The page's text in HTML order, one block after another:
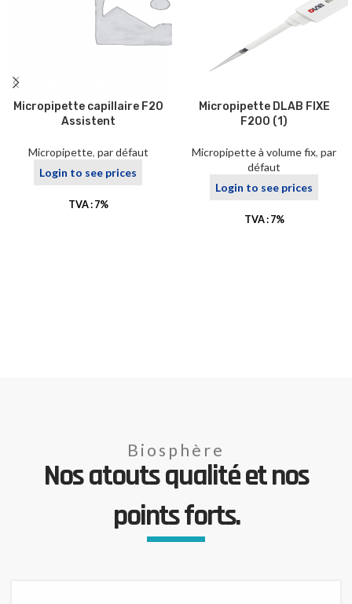
Micropipette capillaire F20
Assistent
Micropipette, par défaut
Login to see prices
TVA : 7%
Micropipette DLAB FIXE
F200 (1)
Micropipette à volume fix, par
défaut
Login to see prices
TVA : 7%
Biosphère
Nos atouts qualité et nos
points forts.